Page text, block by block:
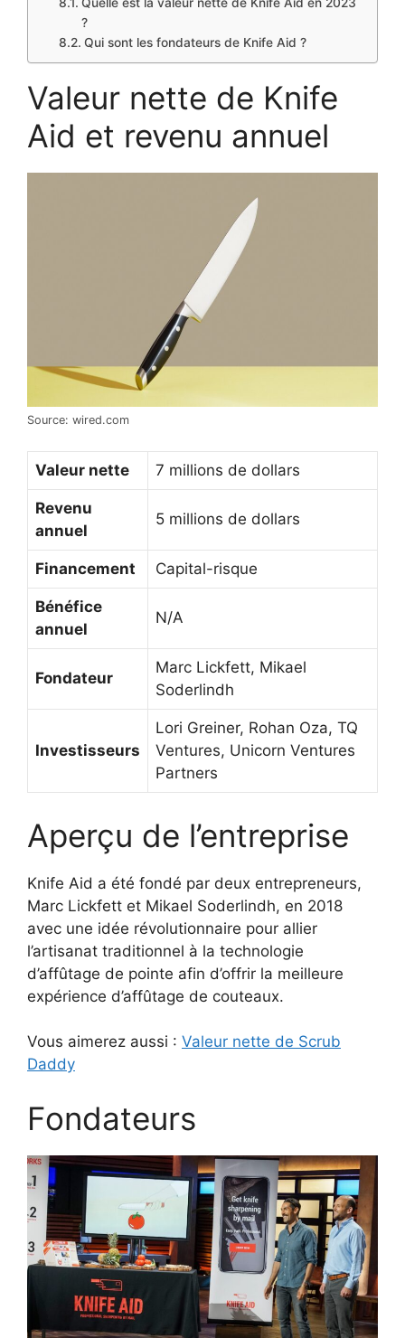
?
Qui sont les fondateurs de Knife Aid ?
Valeur nette de Knife
Aid et revenu annuel
Source: wired.com
Valeur nette 7 millions de dollars
Revenu
annuel
5 millions de dollars
Financement Capital-risque
Bénéfice
annuel
N/A
Fondateur
Marc Lickfett, Mikael
Soderlindh
Investisseurs
Lori Greiner, Rohan Oza, TQ
Ventures, Unicorn Ventures
Partners
Aperçu de l’entreprise
Knife Aid a été fondé par deux entrepreneurs,
Marc Lickfett et Mikael Soderlindh, en 2018
avec une idée révolutionnaire pour allier
l’artisanat traditionnel à la technologie
d’affûtage de pointe afin d’offrir la meilleure
expérience d’affûtage de couteaux.
Vous aimerez aussi : Valeur nette de Scrub
Daddy
Fondateurs